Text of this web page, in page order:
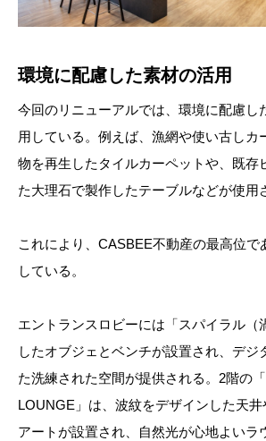
環境に配慮した素材の活用
今回のリニューアルでは、環境に配慮し
用している。例えば、漁網や使い古しカ
物を再生したタイルカーペットや、既存
た大理石で製作したテーブルなどが使用
これにより、CASBEE不動産の最高位で
している。
エントランスロビーには「スパイラル（
したオブジェとベンチが設置され、デジ
た洗練された空間が提供される。2階の
LOUNGE」は、波紋をデザインした天
アートが設置され、自然光が心地よいラ